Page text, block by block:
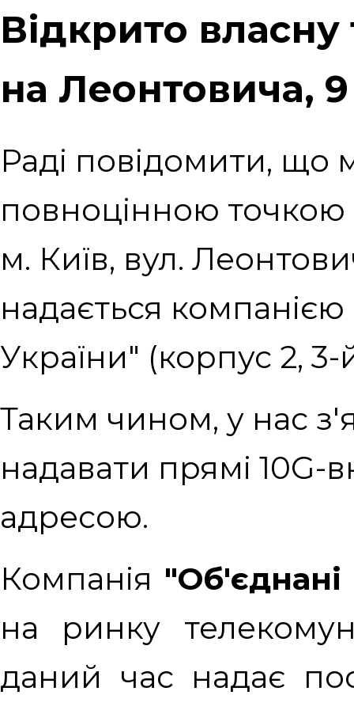
Відкрито власну
на Леонтовича, 9
Раді повідомити, що
повноцінною точкою
м. Київ, вул.
надається
України" (корпус 2,
Таким чином, у нас
надавати прямі
адресою.
Компанія
на ринку
даний час надає